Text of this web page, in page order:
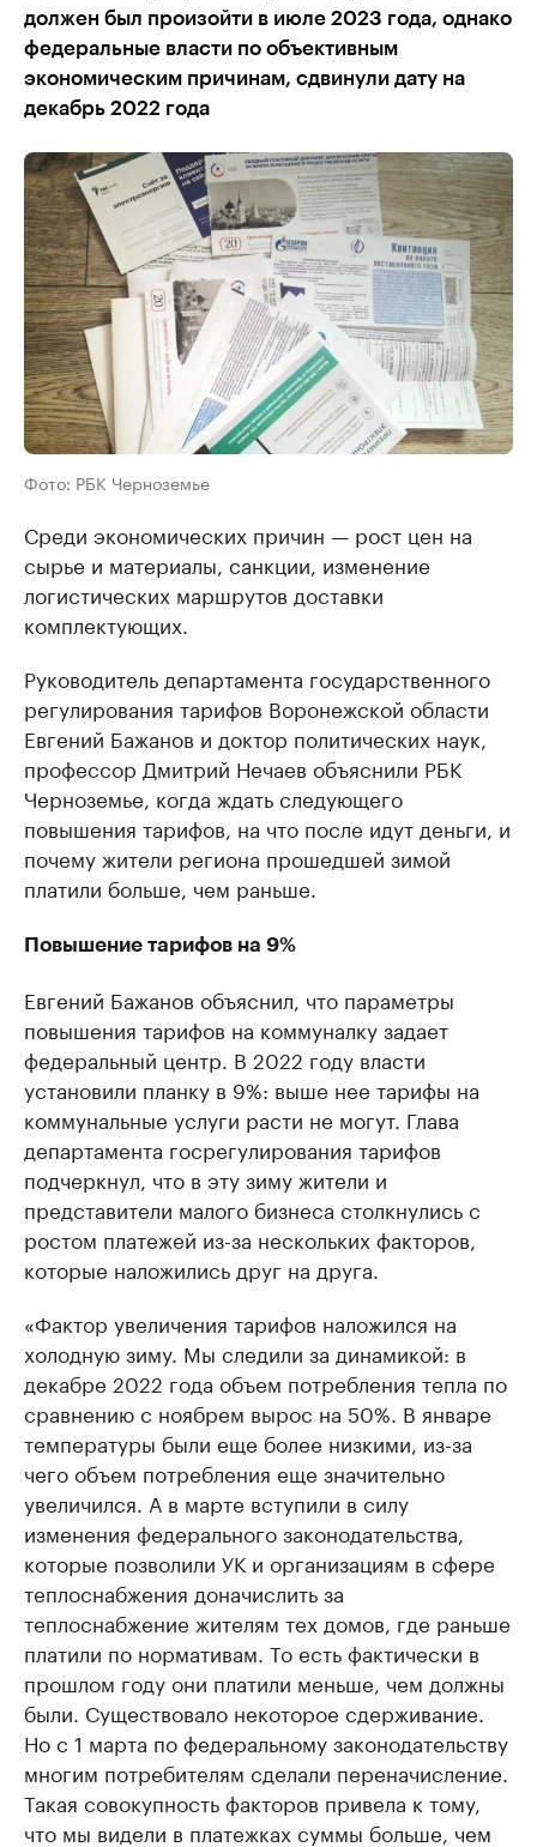
должен был произойти в июле 2023 года, однако
федеральные власти по объективным
экономическим причинам, сдвинули дату на
декабрь 2022 года
Фото: РБК Черноземье
Среди экономических причин — рост цен на
сырье и материалы, санкции, изменение
логистических маршрутов доставки
комплектующих.
Руководитель департамента государственного
регулирования тарифов Воронежской области
Евгений Бажанов и доктор политических наук,
профессор Дмитрий Нечаев объяснили РБК
Черноземье, когда ждать следующего
повышения тарифов, на что после идут деньги, и
почему жители региона прошедшей зимой
платили больше, чем раньше.
Повышение тарифов на 9%
Евгений Бажанов объяснил, что параметры
повышения тарифов на коммуналку задает
федеральный центр. В 2022 году власти
установили планку в 9%: выше нее тарифы на
коммунальные услуги расти не могут. Глава
департамента госрегулирования тарифов
подчеркнул, что в эту зиму жители и
представители малого бизнеса столкнулись с
ростом платежей из-за нескольких факторов,
которые наложились друг на друга.
«Фактор увеличения тарифов наложился на
холодную зиму. Мы следили за динамикой: в
декабре 2022 года объем потребления тепла по
сравнению с ноябрем вырос на 50%. В январе
температуры были еще более низкими, из-за
чего объем потребления еще значительно
увеличился. А в марте вступили в силу
изменения федерального законодательства,
которые позволили УК и организациям в сфере
теплоснабжения доначислить за
теплоснабжение жителям тех домов, где раньше
платили по нормативам. То есть фактически в
прошлом году они платили меньше, чем должны
были. Существовало некоторое сдерживание.
Но с 1 марта по федеральному законодательству
многим потребителям сделали переначисление.
Такая совокупность факторов привела к тому,
что мы видели в платежках суммы больше, чем